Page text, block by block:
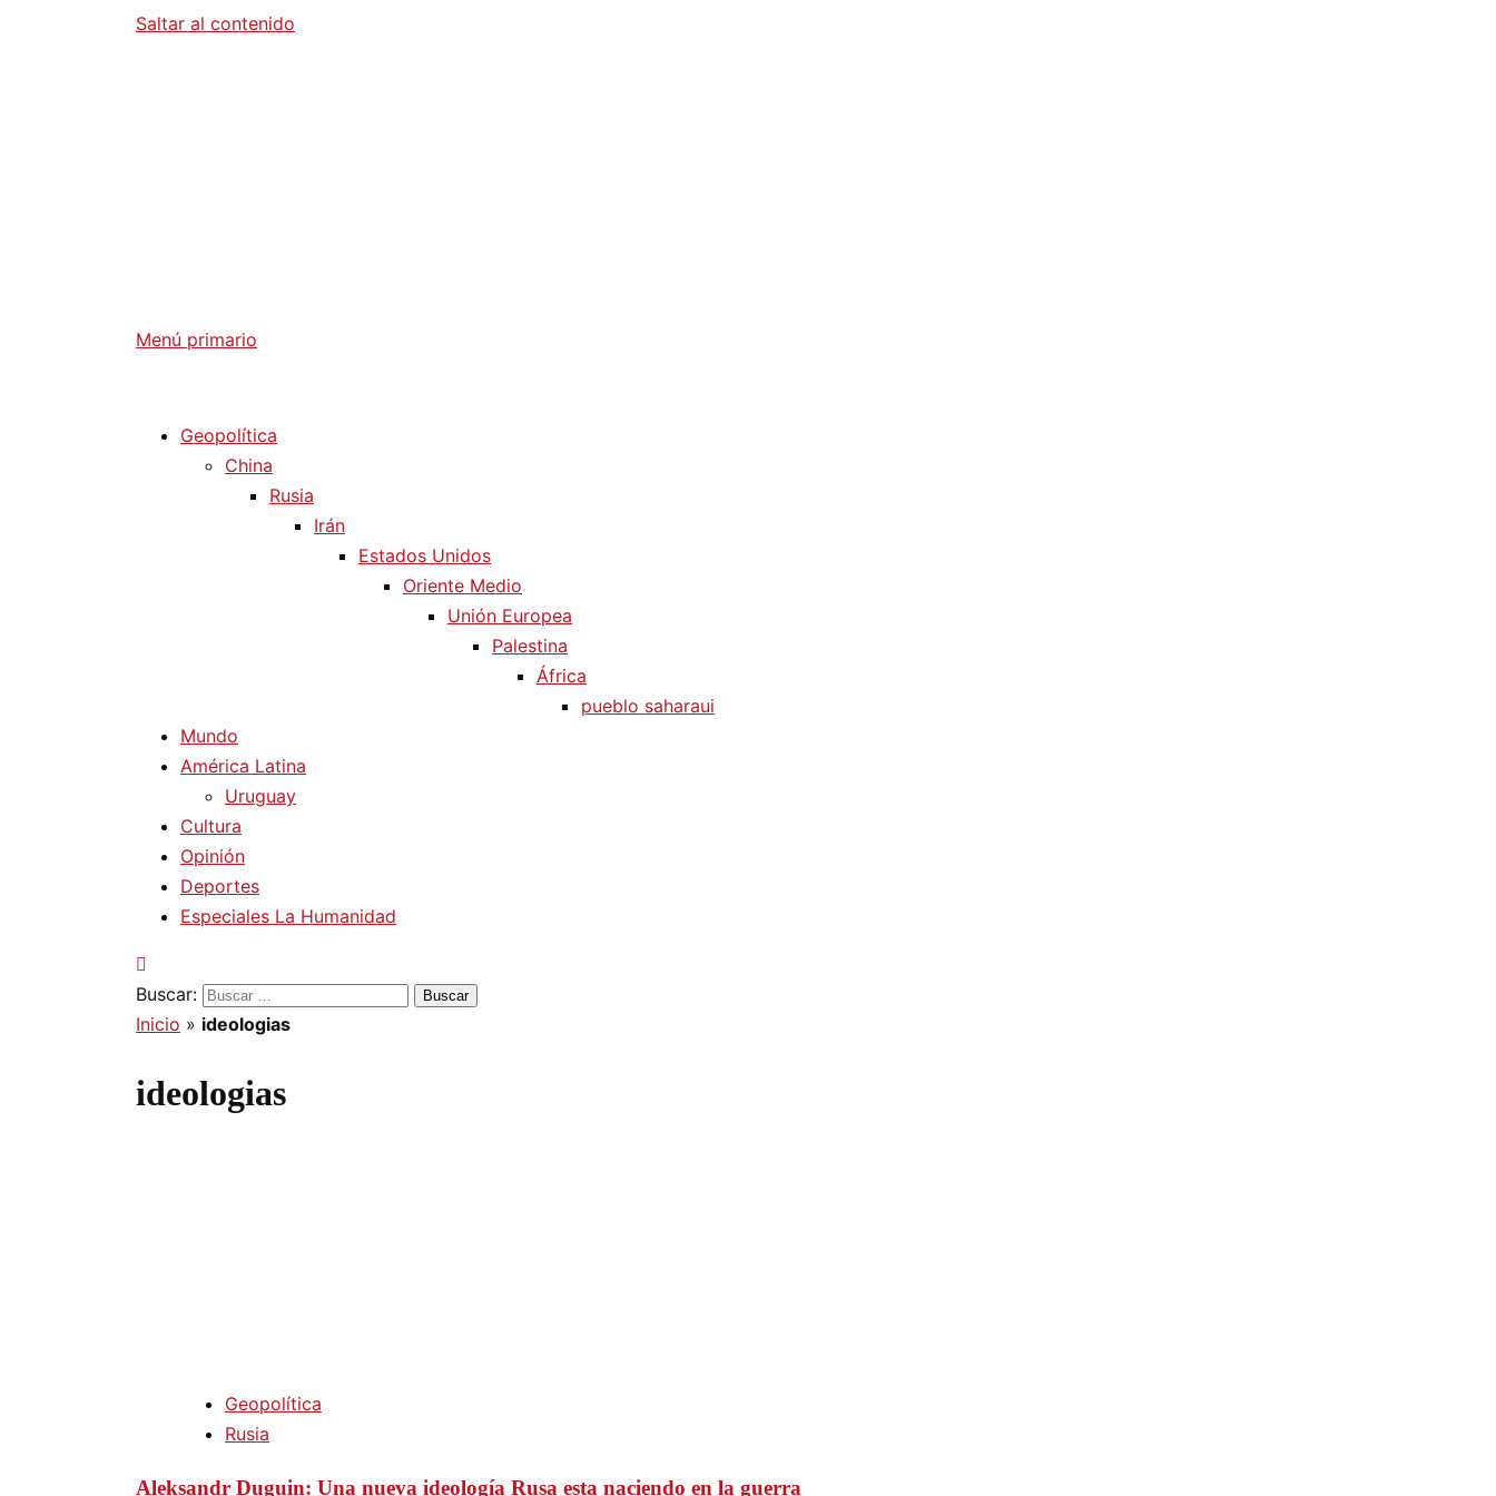
Saltar al contenido
Menú primario
Geopolítica
China
Rusia
Irán
Estados Unidos
Oriente Medio
Unión Europea
Palestina
África
pueblo saharaui
Mundo
América Latina
Uruguay
Cultura
Opinión
Deportes
Especiales La Humanidad
Buscar:
Inicio » ideologias
ideologias
Geopolítica
Rusia
Aleksandr Duguin: Una nueva ideología Rusa esta naciendo en la guerra